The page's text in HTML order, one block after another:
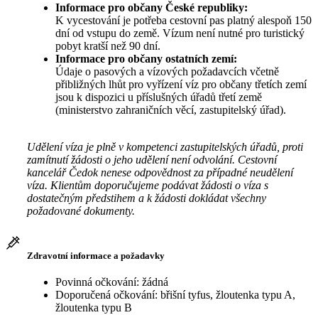
Informace pro občany České republiky:
K vycestování je potřeba cestovní pas platný alespoň 150
dní od vstupu do země. Vízum není nutné pro turistický
pobyt kratší než 90 dní.
Informace pro občany ostatních zemí:
Údaje o pasových a vízových požadavcích včetně
přibližných lhůt pro vyřízení víz pro občany třetích zemí
jsou k dispozici u příslušných úřadů třetí země
(ministerstvo zahraničních věcí, zastupitelský úřad).
Udělení víza je plně v kompetenci zastupitelských úřadů, proti
zamítnutí žádosti o jeho udělení není odvolání. Cestovní
kancelář Čedok nenese odpovědnost za případné neudělení
víza. Klientům doporučujeme podávat žádosti o víza s
dostatečným předstihem a k žádosti dokládat všechny
požadované dokumenty.
Zdravotní informace a požadavky
Povinná očkování: žádná
Doporučená očkování: břišní tyfus, žloutenka typu A,
žloutenka typu B